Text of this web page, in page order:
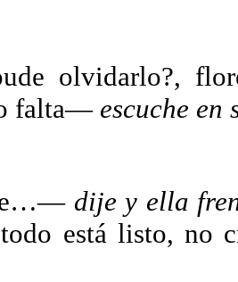
olvidarlo?,
falta— escuche en
dije y ella
está listo, no